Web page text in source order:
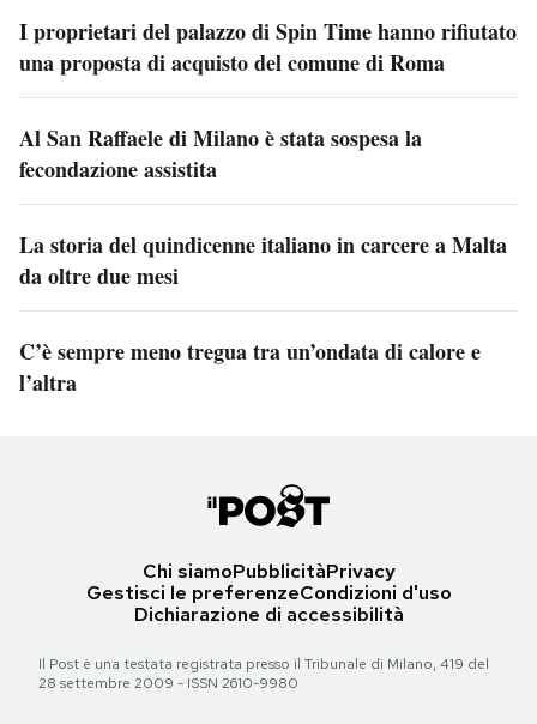
I proprietari del palazzo di Spin Time hanno rifiutato
una proposta di acquisto del comune di Roma
Al San Raffaele di Milano è stata sospesa la
fecondazione assistita
La storia del quindicenne italiano in carcere a Malta
da oltre due mesi
C’è sempre meno tregua tra un’ondata di calore e
l’altra
Chi siamoPubblicitàPrivacy
Gestisci le preferenzeCondizioni d'uso
Dichiarazione di accessibilità
Il Post è una testata registrata presso il Tribunale di Milano, 419 del
28 settembre 2009 - ISSN 2610-9980